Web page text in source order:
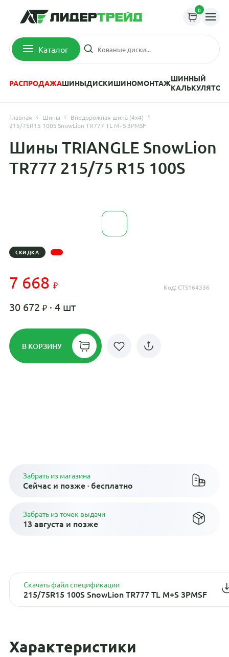
0
Каталог
РАСПРОДАЖАШИНЫДИСКИШИНОМОНТАЖШИННЫЙ
КАЛЬКУЛЯТОР
Главная Шины
Внедорожная шина (4х4)
215/75R15 100S SnowLion TR777 TL M+S 3PMSF
Шины TRIANGLE SnowLion
TR777 215/75 R15 100S
СКИДКА
7 668 Код: CTS164336
30 672 · 4 шт
В КОРЗИНУ
Забрать из магазина
Сейчас и позже · бесплатно
Забрать из точек выдачи
13 августа и позже
Скачать файл спецификации
215/75R15 100S SnowLion TR777 TL M+S 3PMSF
Характеристики